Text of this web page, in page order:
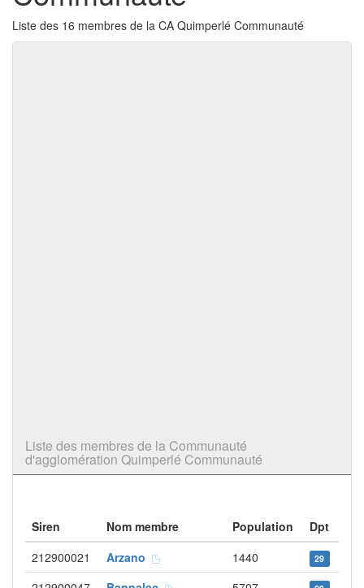
Liste des 16 membres de la CA Quimperlé Communauté
Liste des membres de la Communauté
d'agglomération Quimperlé Communauté
Siren Nom membre Population
Dpt
212900021
Arzano 1440 29